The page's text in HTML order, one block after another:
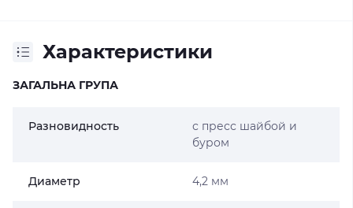
Характеристики
ЗАГАЛЬНА ГРУПА
Разновидность
с пресс шайбой и
буром
Диаметр 4,2 мм